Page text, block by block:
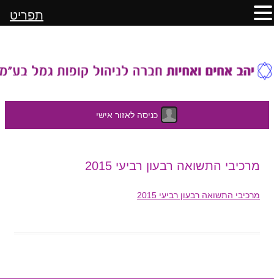
כניסה לאזור אישי
לתוכן
מרכיבי התשואה רבעון רביעי 2015
מרכיבי התשואה רבעון רביעי 2015
תפריט